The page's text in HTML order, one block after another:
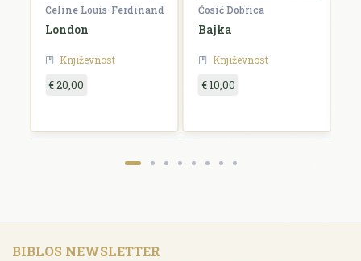
Celine Louis-Ferdinand
London
Književnost
€ 20,00
Ćosić Dobrica
Bajka
Književnost
€ 10,00
BIBLOS NEWSLETTER